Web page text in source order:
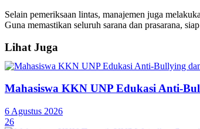
Selain pemeriksaan lintas, manajemen juga
Guna memastikan seluruh sarana dan prasarana,
Lihat Juga
Mahasiswa KKN UNP Edukasi Anti-
6 Agustus 2026
26